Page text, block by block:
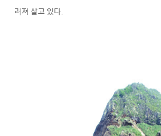
러져 살고 있다.